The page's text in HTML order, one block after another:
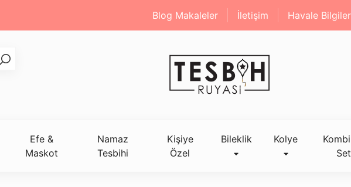
Blog Makaleler İletişim Havale
Efe &
Maskot
Namaz
Tesbihi
Kişiye
Özel
Bileklik Kolye
Set